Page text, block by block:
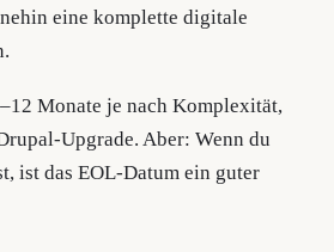
eine komplette digitale
Monate je nach Komplexität,
Upgrade. Aber: Wenn du
ist das EOL-Datum ein guter